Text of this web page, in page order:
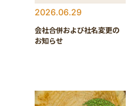
2026.06.29
会社合併および社名変更の
お知らせ